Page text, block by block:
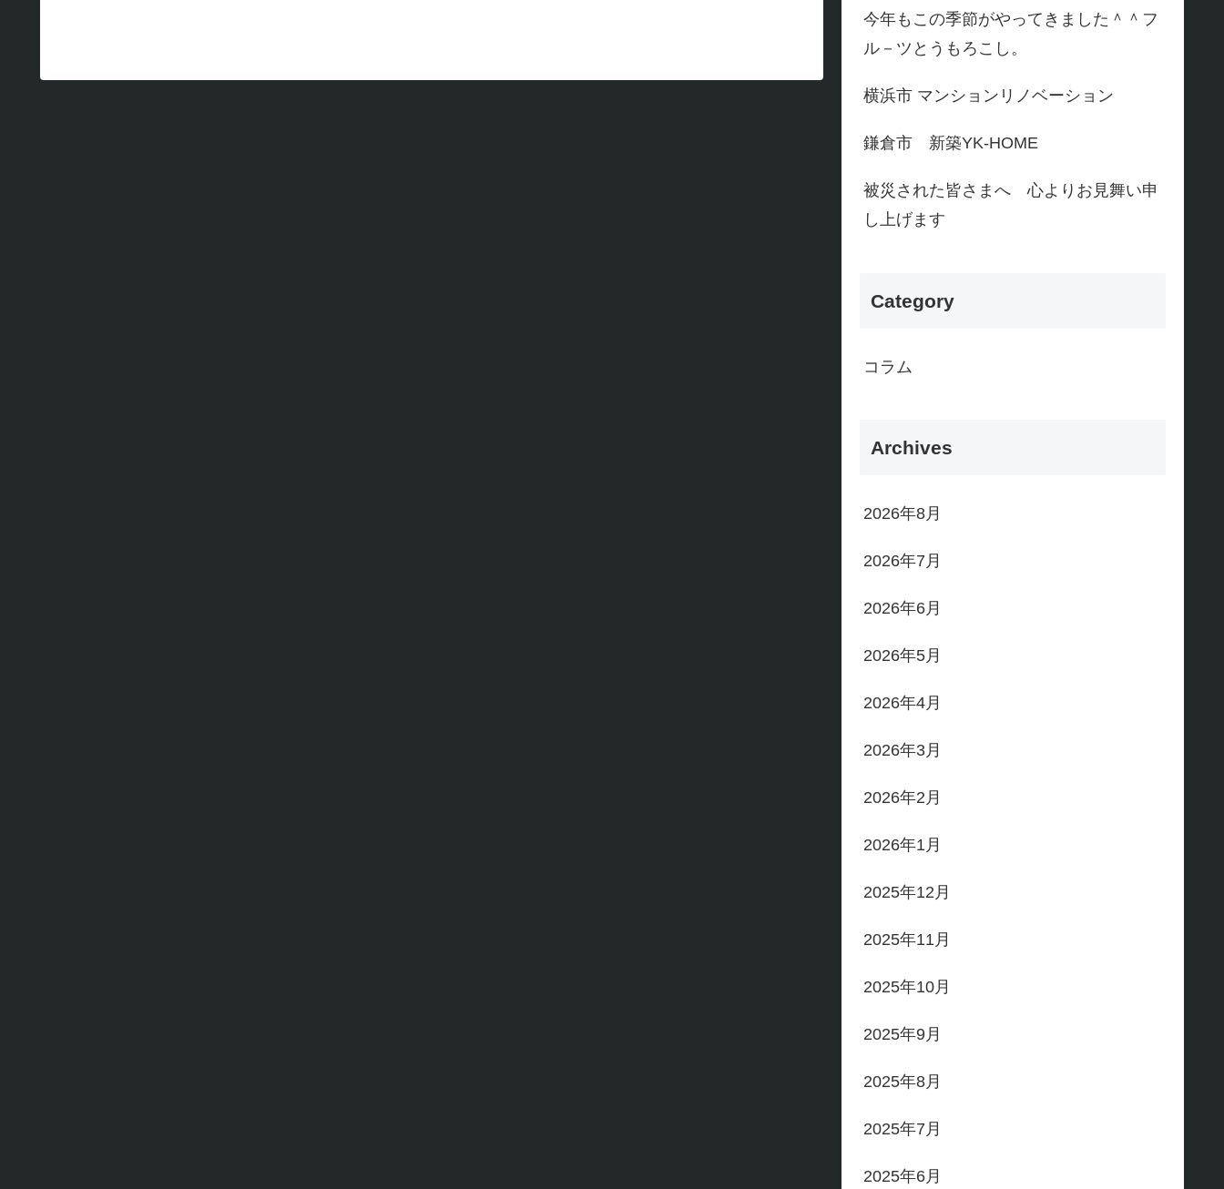
今年もこの季節がやってきました＾＾フ
ル－ツとうもろこし。
横浜市 マンションリノベーション
鎌倉市 新築YK-HOME
被災された皆さまへ 心よりお見舞い申
し上げます
Category
コラム
Archives
2026年8月
2026年7月
2026年6月
2026年5月
2026年4月
2026年3月
2026年2月
2026年1月
2025年12月
2025年11月
2025年10月
2025年9月
2025年8月
2025年7月
2025年6月